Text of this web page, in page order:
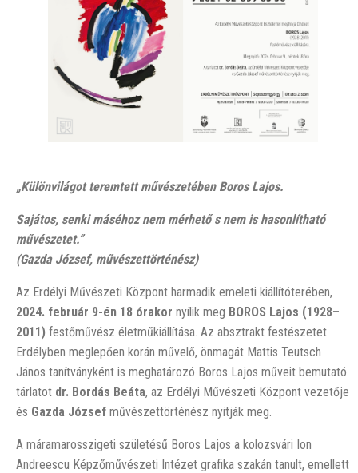
„Különvilágot teremtett művészetében Boros Lajos.
Sajátos, senki máséhoz nem mérhető s nem is hasonlítható
művészetet.”
(Gazda József, művészettörténész)
Az Erdélyi Művészeti Központ harmadik emeleti kiállítóterében,
2024. február 9-én 18 órakor nyílik meg BOROS Lajos (1928–
2011) festőművész életműkiállítása. Az absztrakt festészetet
Erdélyben meglepően korán művelő, önmagát Mattis Teutsch
János tanítványként is meghatározó Boros Lajos műveit bemutató
tárlatot dr. Bordás Beáta, az Erdélyi Művészeti Központ vezetője
és Gazda József művészettörténész nyitják meg.
A máramarosszigeti születésű Boros Lajos a kolozsvári Ion
Andreescu Képzőművészeti Intézet grafika szakán tanult, emellett